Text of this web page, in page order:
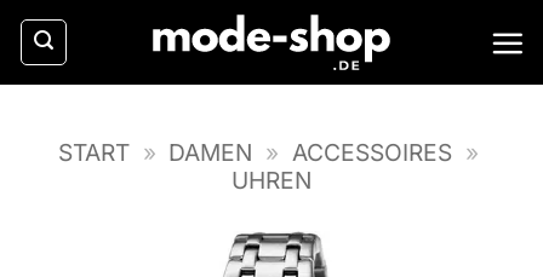
Zum
Inhalt
springen
START » DAMEN » ACCESSOIRES »
UHREN